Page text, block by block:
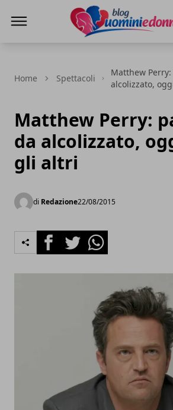
Home Spettacoli
Matthew
alcolizzato,
Matthew Perry:
da alcolizzato,
gli altri
di Redazione22/08/2015
FacebookTwitterWhatsapp